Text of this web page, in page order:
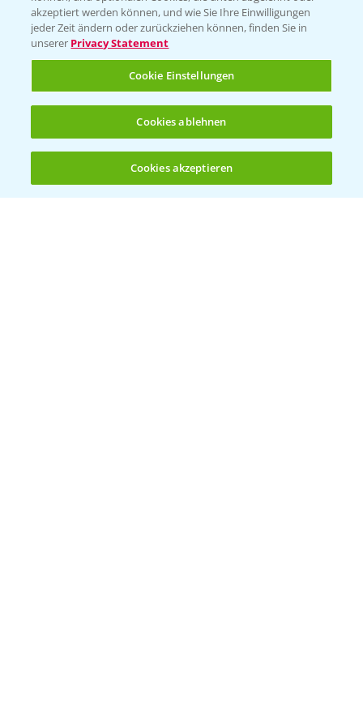
(noch 4)
Vegetables Deutschland
Infos
LINKS
Apps
Wetter Aktuell
akzeptiert werden können, und wie Sie Ihre Einwilligungen
jeder Zeit ändern oder zurückziehen können, finden Sie in
unserer Privacy Statement
Cookie Einstellungen
Cookies ablehnen
Cookies akzeptieren